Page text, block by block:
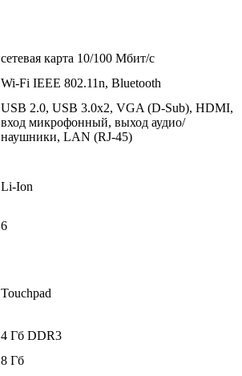
сетевая карта 10/100 Мбит/c
Wi-Fi IEEE 802.11n, Bluetooth
USB 2.0, USB 3.0x2, VGA (D-Sub), HDMI,
вход микрофонный, выход аудио/
наушники, LAN (RJ-45)
Li-Ion
6
Touchpad
4 Гб DDR3
8 Гб